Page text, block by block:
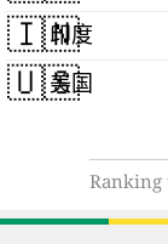
🇮🇳
印度
🇺🇸
美国
Ranking